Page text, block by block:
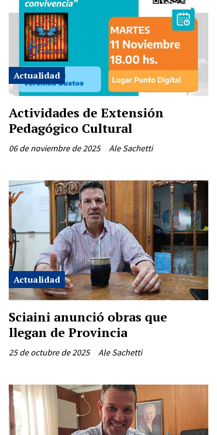
Actividades de Extensión
Pedagógico Cultural
Ale Sachetti
Actualidad
06 de noviembre de 2025
Sciaini anunció obras que
llegan de Provincia
Ale Sachetti
Actualidad
25 de octubre de 2025